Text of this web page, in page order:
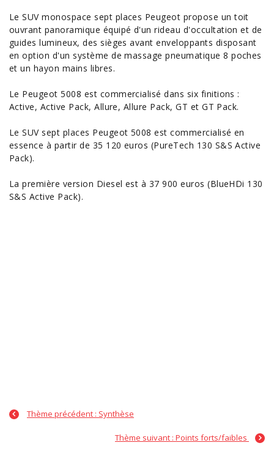
Le SUV monospace sept places Peugeot propose un toit
ouvrant panoramique équipé d'un rideau d'occultation et de
guides lumineux, des sièges avant enveloppants disposant
en option d'un système de massage pneumatique 8 poches
et un hayon mains libres.
Le Peugeot 5008 est commercialisé dans six finitions :
Active, Active Pack, Allure, Allure Pack, GT et GT Pack.
Le SUV sept places Peugeot 5008 est commercialisé en
essence à partir de 35 120 euros (PureTech 130 S&S Active
Pack).
La première version Diesel est à 37 900 euros (BlueHDi 130
S&S Active Pack).
Thème précédent : Synthèse
Thème suivant : Points forts/faibles